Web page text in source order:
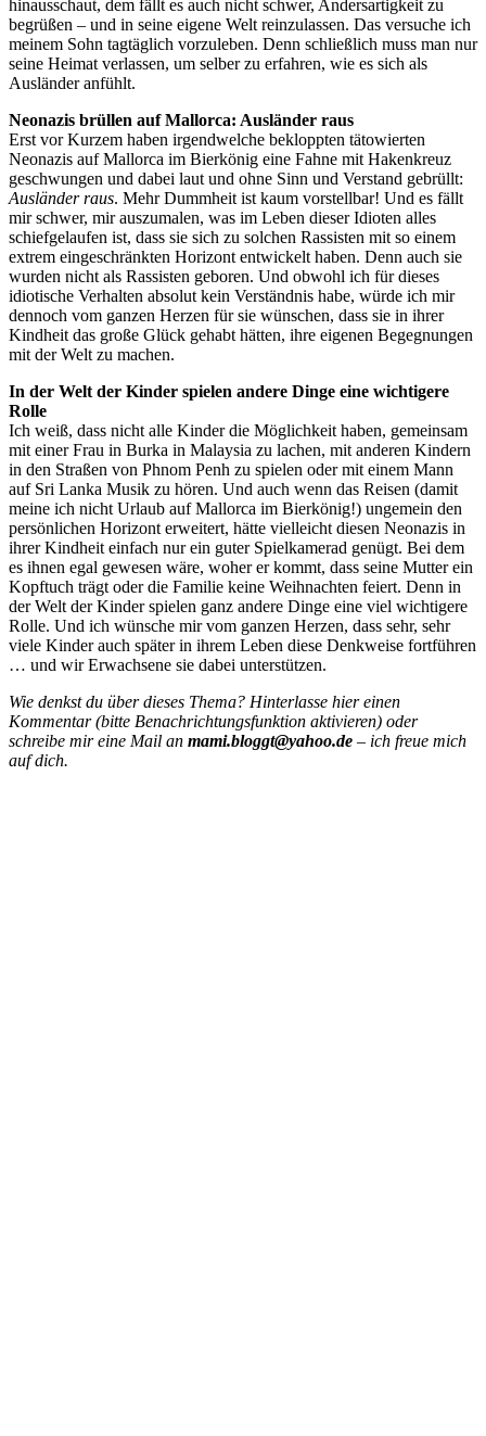
hinausschaut, dem fällt es auch nicht schwer, Andersartigkeit zu
begrüßen – und in seine eigene Welt reinzulassen. Das versuche ich
meinem Sohn tagtäglich vorzuleben. Denn schließlich muss man nur
seine Heimat verlassen, um selber zu erfahren, wie es sich als
Ausländer anfühlt.
Neonazis brüllen auf Mallorca: Ausländer raus
Erst vor Kurzem haben irgendwelche bekloppten tätowierten
Neonazis auf Mallorca im Bierkönig eine Fahne mit Hakenkreuz
geschwungen und dabei laut und ohne Sinn und Verstand gebrüllt:
Ausländer raus. Mehr Dummheit ist kaum vorstellbar! Und es fällt
mir schwer, mir auszumalen, was im Leben dieser Idioten alles
schiefgelaufen ist, dass sie sich zu solchen Rassisten mit so einem
extrem eingeschränkten Horizont entwickelt haben. Denn auch sie
wurden nicht als Rassisten geboren. Und obwohl ich für dieses
idiotische Verhalten absolut kein Verständnis habe, würde ich mir
dennoch vom ganzen Herzen für sie wünschen, dass sie in ihrer
Kindheit das große Glück gehabt hätten, ihre eigenen Begegnungen
mit der Welt zu machen.
In der Welt der Kinder spielen andere Dinge eine wichtigere
Rolle
Ich weiß, dass nicht alle Kinder die Möglichkeit haben, gemeinsam
mit einer Frau in Burka in Malaysia zu lachen, mit anderen Kindern
in den Straßen von Phnom Penh zu spielen oder mit einem Mann
auf Sri Lanka Musik zu hören. Und auch wenn das Reisen (damit
meine ich nicht Urlaub auf Mallorca im Bierkönig!) ungemein den
persönlichen Horizont erweitert, hätte vielleicht diesen Neonazis in
ihrer Kindheit einfach nur ein guter Spielkamerad genügt. Bei dem
es ihnen egal gewesen wäre, woher er kommt, dass seine Mutter ein
Kopftuch trägt oder die Familie keine Weihnachten feiert. Denn in
der Welt der Kinder spielen ganz andere Dinge eine viel wichtigere
Rolle. Und ich wünsche mir vom ganzen Herzen, dass sehr, sehr
viele Kinder auch später in ihrem Leben diese Denkweise fortführen
… und wir Erwachsene sie dabei unterstützen.
Wie denkst du über dieses Thema? Hinterlasse hier einen
Kommentar (bitte Benachrichtungsfunktion aktivieren) oder
schreibe mir eine Mail an mami.bloggt@yahoo.de – ich freue mich
auf dich.